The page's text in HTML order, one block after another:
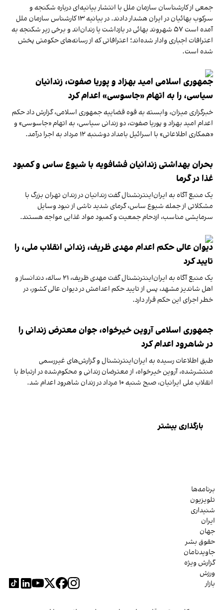
جمعی از کارشناسان سازمان ملل با انتشار بیانیه‌ای درباره شکنجه و
سرکوب بهائیان در ایران هشدار دادند. در بیانیه ۱۳ کارشناس سازمان ملل
آمده است ۵۷ شهروند بهائی در بازداشت یا زندان‌اند و برخی زیر شکنجه به
اعترافات اجباری وادار شده‌اند؛ اعترافاتی که از رسانه‌های حکومتی پخش
شده است.
جمهوری اسلامی امید بهزاد و پوریا صفوت، زندانیان
سیاسی، را به اتهام «جاسوسی» اعدام کرد
خبرگزاری میزان، وابسته به قوه قضاییه جمهوری اسلامی، گزارش داد حکم
اعدام امید بهزاد و پوریا صفوت، دو زندانی سیاسی، به اتهام «جاسوسی» و
«همکاری اطلاعاتی» با اسرائیل بامداد دوشنبه ۱۲ مرداد به اجرا درآمد.
بحران بهداشتی زندانیان فشافویه با شیوع ساس و کمبود
غذا در گرما
یک منبع آگاه به ایران‌اینترنشنال گفت زندانیان در زندان تهران بزرگ با
مشکلاتی از جمله شیوع ساس، گرمای شدید ناشی از نبود وسایل
سرمایشی مناسب، ازدحام جمعیت و کمبود مواد غذایی مواجه هستند.
دیوان عالی حکم اعدام مهدی ظریف، زندانی انقلاب ملی، را
تایید کرد
یک منبع آگاه به ایران‌اینترنشنال گفت مهدی ظریف، ۲۱ ساله، دندانساز و
اهل شاندیز مشهد، پس از تایید حکم اعدامش در دیوان عالی کشور، در
خطر اجرای این حکم قرار دارد.
جمهوری اسلامی آروین خیرخواه، جوان معترض زندانی را
در شاهرود اعدام کرد
طبق اطلاعات رسیده به ایران‌اینترنشنال و گزارش‌های غیر‌رسمی
منتشرشده، آروین خیرخواه، از معترضان زندانی و محکوم‌شده در ارتباط با
انقلاب ملی ایرانیان، صبح شنبه ۱۰ مرداد در زندان شاهرود اعدام شد.
بارگذاری بیشتر
برنامه‌ها
تلویزیون
شنیداری
ایران
جهان
حقوق بشر
جاویدنامان
گزارش ویژه
ورزش
بازار